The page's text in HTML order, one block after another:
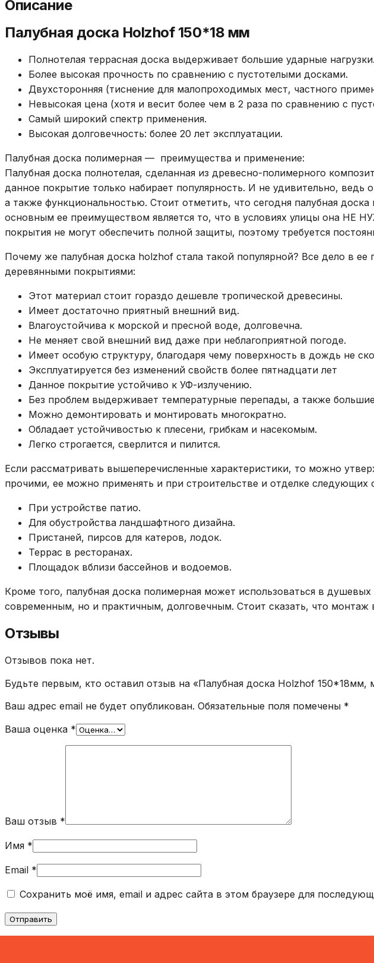
Описание
Палубная доска Holzhof 150*18 мм
Полнотелая террасная доска выдерживает большие ударные нагрузки.
Более высокая прочность по сравнению с пустотелыми досками.
Двухсторонняя (тиснение для малопроходимых мест, частного
Невысокая цена (хотя и весит более чем в 2 раза по сравнению с
Самый широкий спектр применения.
Высокая долговечность: более 20 лет эксплуатации.
Палубная доска полимерная — преимущества и применение:
Палубная доска полнотелая, сделанная из древесно-полимерного
данное покрытие только набирает популярность. И не удивительно,
а также функциональностью. Стоит отметить, что сегодня палубная
основным ее преимуществом является то, что в условиях улицы она НЕ
покрытия не могут обеспечить полной защиты, поэтому требуется
Почему же палубная доска holzhof стала такой популярной? Все дело в
деревянными покрытиями:
Этот материал стоит гораздо дешевле тропической древесины.
Имеет достаточно приятный внешний вид.
Влагоустойчива к морской и пресной воде, долговечна.
Не меняет свой внешний вид даже при неблагоприятной погоде.
Имеет особую структуру, благодаря чему поверхность в дождь не
Эксплуатируется без изменений свойств более пятнадцати лет
Данное покрытие устойчиво к УФ-излучению.
Без проблем выдерживает температурные перепады, а также большие
Можно демонтировать и монтировать многократно.
Обладает устойчивостью к плесени, грибкам и насекомым.
Легко строгается, сверлится и пилится.
Если рассматривать вышеперечисленные характеристики, то можно
прочими, ее можно применять и при строительстве и отделке следующих
При устройстве патио.
Для обустройства ландшафтного дизайна.
Пристаней, пирсов для катеров, лодок.
Террас в ресторанах.
Площадок вблизи бассейнов и водоемов.
Кроме того, палубная доска полимерная может использоваться в
современным, но и практичным, долговечным. Стоит сказать, что монтаж
Отзывы
Отзывов пока нет.
Будьте первым, кто оставил отзыв на «Палубная доска Holzhof 150*18мм,
Ваш адрес email не будет опубликован. Обязательные поля помечены *
Ваша оценка *
Ваш отзыв *
Имя *
Email *
Сохранить моё имя, email и адрес сайта в этом браузере для